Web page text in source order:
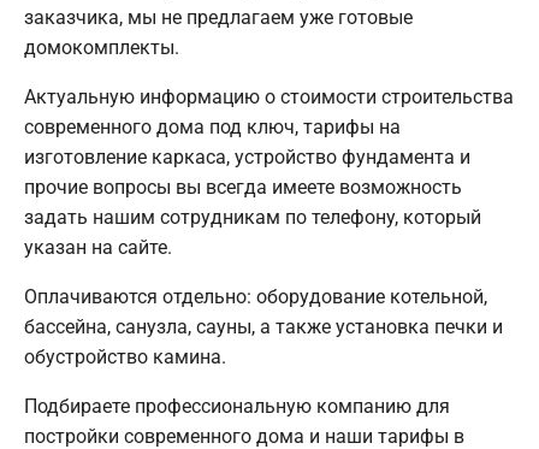
заказчика, мы не предлагаем уже готовые
домокомплекты.
Актуальную информацию о стоимости строительства
современного дома под ключ, тарифы на
изготовление каркаса, устройство фундамента и
прочие вопросы вы всегда имеете возможность
задать нашим сотрудникам по телефону, который
указан на сайте.
Оплачиваются отдельно: оборудование котельной,
бассейна, санузла, сауны, а также установка печки и
обустройство камина.
Подбираете профессиональную компанию для
постройки современного дома и наши тарифы в